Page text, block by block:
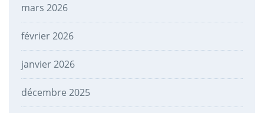
mars 2026
février 2026
janvier 2026
décembre 2025